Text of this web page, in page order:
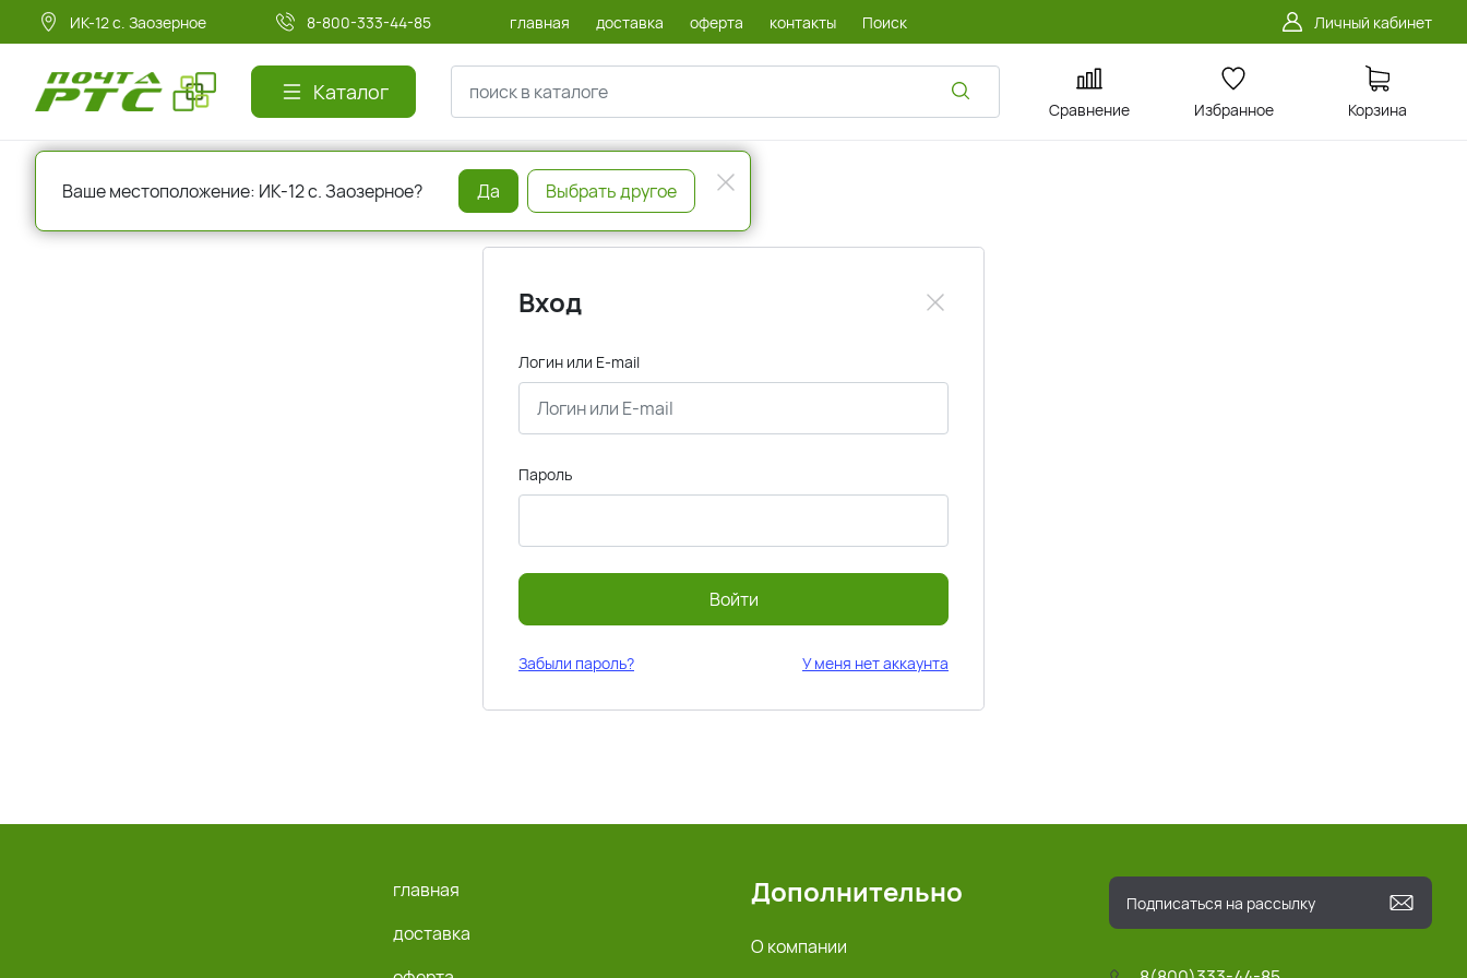
ИК-12 с. Заозерное 8-800-333-44-85 главная доставка оферта контакты Поиск Личный кабинет
Каталог
Сравнение Избранное Корзина
Вход
Логин или E-mail
Пароль
Войти
Забыли пароль? У меня нет аккаунта
главная
доставка
Дополнительно
О компании
Ваше местоположение: ИК-12 с. Заозерное? Да Выбрать другое